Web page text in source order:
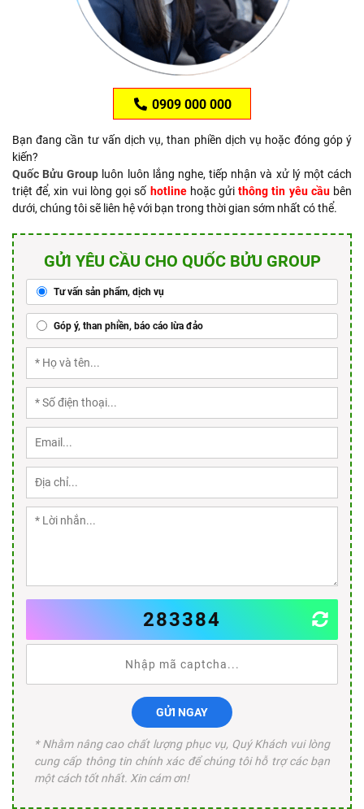
0909 000 000
Bạn đang cần tư vấn dịch vụ, than phiền dịch vụ hoặc đóng góp ý
kiến?
Quốc Bửu Group luôn luôn lắng nghe, tiếp nhận và xử lý một cách
triệt để, xin vui lòng gọi số hotlinehoặc gửithông tin yêu cầubên
dưới, chúng tôi sẽ liên hệ với bạn trong thời gian sớm nhất có thể.
GỬI YÊU CẦU CHO QUỐC BỬU GROUP
Tư vấn sản phẩm, dịch vụ
Góp ý, than phiền, báo cáo lừa đảo
283384
GỬI NGAY
* Nhằm nâng cao chất lượng phục vụ, Quý Khách vui lòng
cung cấp thông tin chính xác để chúng tôi hỗ trợ các bạn
một cách tốt nhất. Xin cám ơn!